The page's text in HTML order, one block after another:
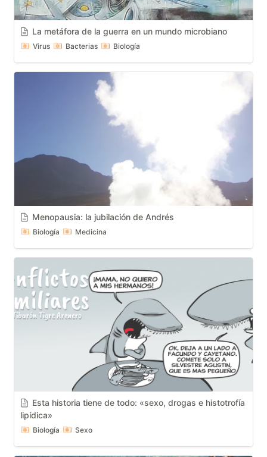
La metáfora de la guerra en un mundo microbiano
Virus Bacterias Biología
Menopausia: la jubilación de Andrés
Biología Medicina
Esta historia tiene de todo: «sexo, drogas e histotrofía
lipídica»
Biología Sexo